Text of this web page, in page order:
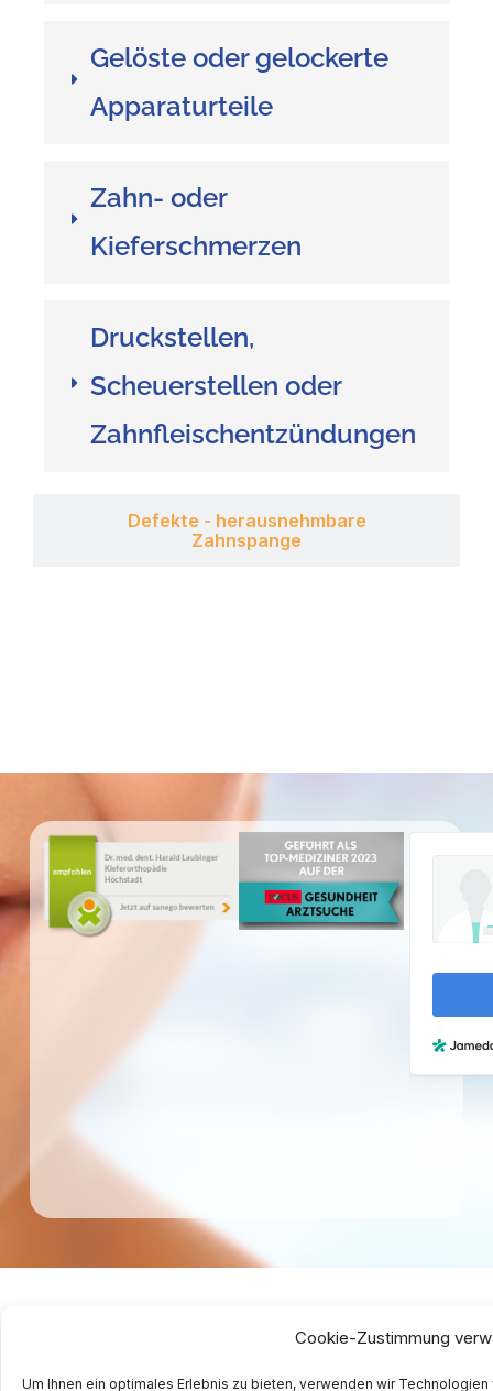
Cookie-Zustimmung
Um Ihnen ein optimales Erlebnis zu bieten, verwenden wir
Defekte - herausnehmbare
Zahnspange
Gelöste oder gelockerte
Apparaturteile
Zahn- oder
Kieferschmerzen
Druckstellen,
Scheuerstellen oder
Zahnfleischentzündungen